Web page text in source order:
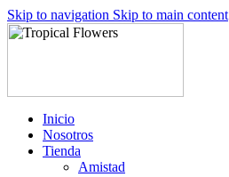
Skip to navigation Skip to main content
Inicio
Nosotros
Tienda
Amistad